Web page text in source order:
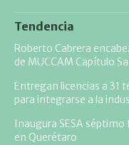
Tendencia
Roberto Cabrera
de MUCCAM Capítulo
Entregan licencias a 31
para integrarse a la
Inaugura SESA
en Querétaro